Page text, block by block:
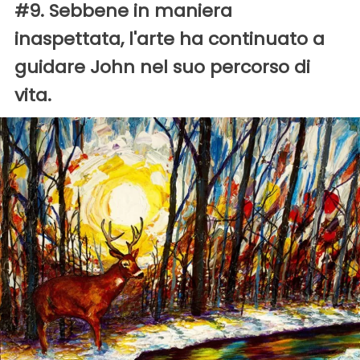
#9. Sebbene in maniera
inaspettata, l'arte ha continuato a
guidare John nel suo percorso di
vita.